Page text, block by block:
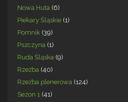
Nowa Huta (6)
Piekary Śląskie (1)
Pomnik (39)
Pszczyna (1)
Ruda Śląska (9)
Rzeźba (40)
Rzeźba plenerowa (124)
Sezon 1 (41)